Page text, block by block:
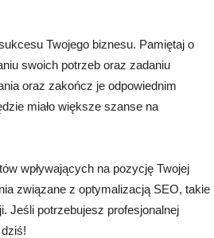
Twojego biznesu. Pamiętaj o
swoich potrzeb oraz zadaniu
oraz zakończ je odpowiednim
miało większe szanse na
wpływających na pozycję Twojej
związane z optymalizacją SEO, takie
Jeśli potrzebujesz profesjonalnej